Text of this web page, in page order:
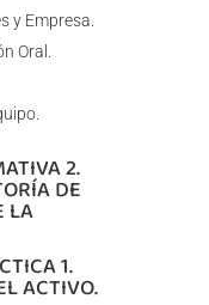
y Empresa.
Oral.
2.
DE
LA
1.
ACTIVO.